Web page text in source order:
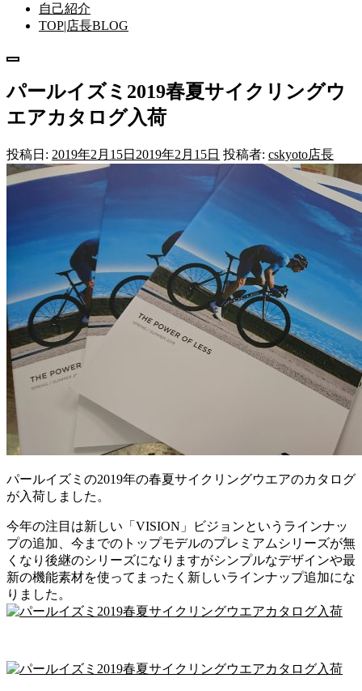
自己紹介
TOP|店長BLOG
メ
ュ
パールイズミ2019春夏サイクリングウ
エアカタログ入荷
投稿日: 2019年2月15日 2019年2月15日 投稿者: cskyoto店長
パールイズミの2019年の春夏サイクリングウエアのカタログ
が入荷しました。
今年の注目は新しい「VISION」ビジョンというラインナッ
プの追加、今までのトップモデルのプレミアムシリーズが無
くなり後継のシリーズになりますがシンプルなデザインや最
新の機能素材を使ってまったく新しいラインナップ追加にな
りました。